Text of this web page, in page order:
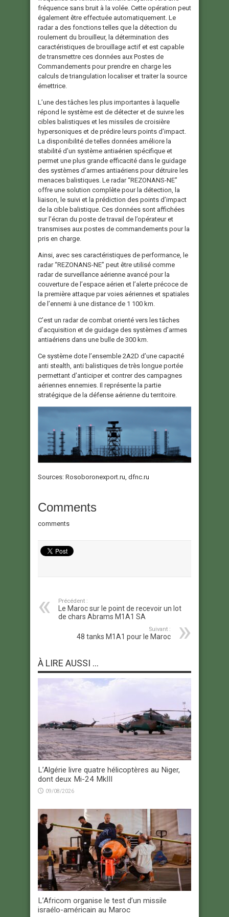
fréquence sans bruit à la volée. Cette opération peut
également être effectuée automatiquement. Le
radar a des fonctions telles que la détection du
roulement du brouilleur, la détermination des
caractéristiques de brouillage actif et est capable
de transmettre ces données aux Postes de
Commandements pour prendre en charge les
calculs de triangulation localiser et traiter la source
émettrice.
L’une des tâches les plus importantes à laquelle
répond le système est de détecter et de suivre les
cibles balistiques et les missiles de croisière
hypersoniques et de prédire leurs points d’impact.
La disponibilité de telles données améliore la
stabilité d’un système antiaérien spécifique et
permet une plus grande efficacité dans le guidage
des systèmes d’armes antiaériens pour détruire les
menaces balistiques. Le radar “REZONANS-NE”
offre une solution complète pour la détection, la
liaison, le suivi et la prédiction des points d’impact
de la cible balistique. Ces données sont affichées
sur l’écran du poste de travail de l’opérateur et
transmises aux postes de commandements pour la
pris en charge.
Ainsi, avec ses caractéristiques de performance, le
radar “REZONANS-NE” peut être utilisé comme
radar de surveillance aérienne avancé pour la
couverture de l’espace aérien et l’alerte précoce de
la première attaque par voies aériennes et spatiales
de l’ennemi à une distance de 1 100 km.
C’est un radar de combat orienté vers les tâches
d’acquisition et de guidage des systèmes d’armes
antiaériens dans une bulle de 300 km.
Ce système dote l’ensemble 2A2D d’une capacité
anti stealth, anti balistiques de très longue portée
permettant d’anticiper et contrer des campagnes
aériennes ennemies. Il représente la partie
stratégique de la défense aérienne du territoire.
Sources: Rosoboronexport.ru, dfnc.ru
Comments
comments
Précédent :
Le Maroc sur le point de recevoir un lot
de chars Abrams M1A1 SA
Suivant :
48 tanks M1A1 pour le Maroc
À LIRE AUSSI ...
L’Algérie livre quatre hélicoptères au Niger,
dont deux Mi-24 MkIII
09/08/2026
L’Africom organise le test d’un missile
israélo-américain au Maroc